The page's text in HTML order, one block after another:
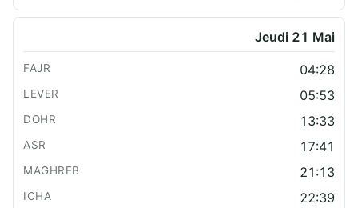
Jeudi 21 Mai
04:28
05:53
13:33
17:41
21:13
22:39